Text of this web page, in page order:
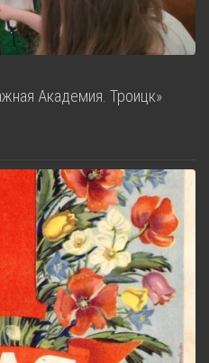
Академия. Троицк»